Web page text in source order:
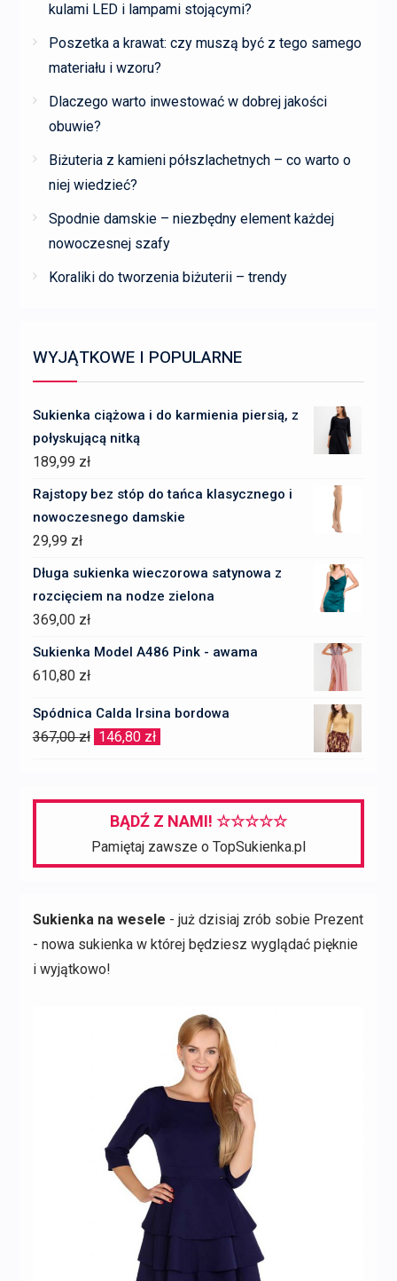
kulami LED i lampami stojącymi?
Poszetka a krawat: czy muszą być z tego samego
materiału i wzoru?
Dlaczego warto inwestować w dobrej jakości
obuwie?
Biżuteria z kamieni półszlachetnych – co warto o
niej wiedzieć?
Spodnie damskie – niezbędny element każdej
nowoczesnej szafy
Koraliki do tworzenia biżuterii – trendy
WYJĄTKOWE I POPULARNE
Sukienka ciążowa i do karmienia piersią, z
połyskującą nitką
189,99 zł
Rajstopy bez stóp do tańca klasycznego i
nowoczesnego damskie
29,99 zł
Długa sukienka wieczorowa satynowa z
rozcięciem na nodze zielona
369,00 zł
Sukienka Model A486 Pink - awama
610,80 zł
Spódnica Calda Irsina bordowa
367,00zł Pierwotna
367,00 zł.
146,80 zł
BĄDŹ Z NAMI! ☆☆☆☆☆
Pamiętaj zawsze o TopSukienka.pl
Sukienka na wesele - już dzisiaj zrób sobie Prezent
- nowa sukienka w której będziesz wyglądać pięknie
i wyjątkowo!